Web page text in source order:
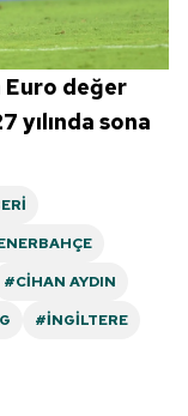
Euro değer
yılında sona
#CIHAN AYDIN
#İNGILTERE